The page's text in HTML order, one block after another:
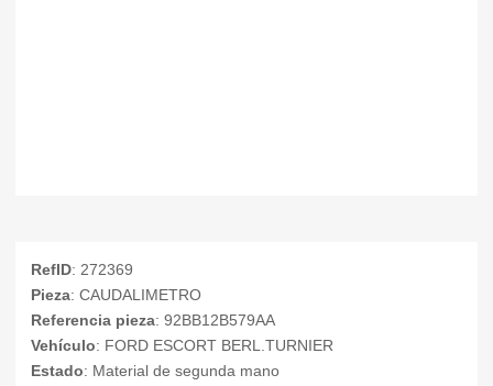
RefID: 272369
Pieza: CAUDALIMETRO
Referencia pieza: 92BB12B579AA
Vehículo: FORD ESCORT BERL.TURNIER
Estado: Material de segunda mano